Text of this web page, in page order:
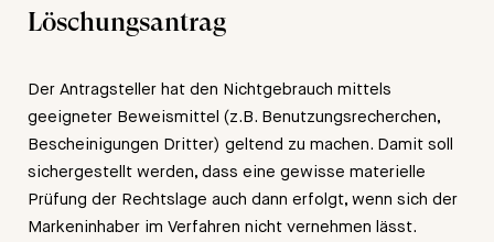
Löschungsantrag
Der Antragsteller hat den Nichtgebrauch mittels
geeigneter Beweismittel (z.B. Benutzungsrecherchen,
Bescheinigungen Dritter) geltend zu machen. Damit soll
sichergestellt werden, dass eine gewisse materielle
Prüfung der Rechtslage auch dann erfolgt, wenn sich der
Markeninhaber im Verfahren nicht vernehmen lässt.